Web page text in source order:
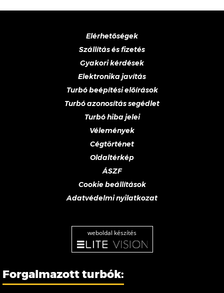
Elérhetőségek
Szállítás és fizetés
Gyakori kérdések
Elektronika javítás
Turbó beépítési előírások
Turbó azonosítás segédlet
Turbó hiba jelei
Vélemények
Cégtörténet
Oldaltérkép
ÁSZF
Cookie beállítások
Adatvédelmi nyilatkozat
weboldal készítés
Forgalmazott turbók: